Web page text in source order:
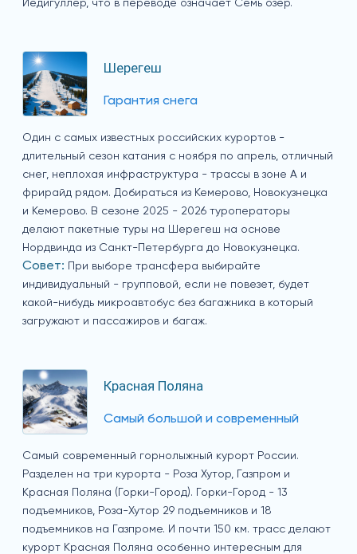
Йедигуллер, что в переводе означает Семь озер.
Шерегеш
Гарантия снега
Один с самых известных российских курортов -
длительный сезон катания с ноября по апрель, отличный
снег, неплохая инфраструктура - трассы в зоне А и
фрирайд рядом. Добираться из Кемерово, Новокузнецка
и Кемерово. В сезоне 2025 - 2026 туроператоры
делают пакетные туры на Шерегеш на основе
Нордвинда из Санкт-Петербурга до Новокузнецка.
Совет: При выборе трансфера выбирайте
индивидуальный - групповой, если не повезет, будет
какой-нибудь микроавтобус без багажника в который
загружают и пассажиров и багаж.
Красная Поляна
Самый большой и современный
Самый современный горнолыжный курорт России.
Разделен на три курорта - Роза Хутор, Газпром и
Красная Поляна (Горки-Город). Горки-Город - 13
подъемников, Роза-Хутор 29 подъемников и 18
подъемников на Газпроме. И почти 150 км. трасс делают
курорт Красная Поляна особенно интересным для